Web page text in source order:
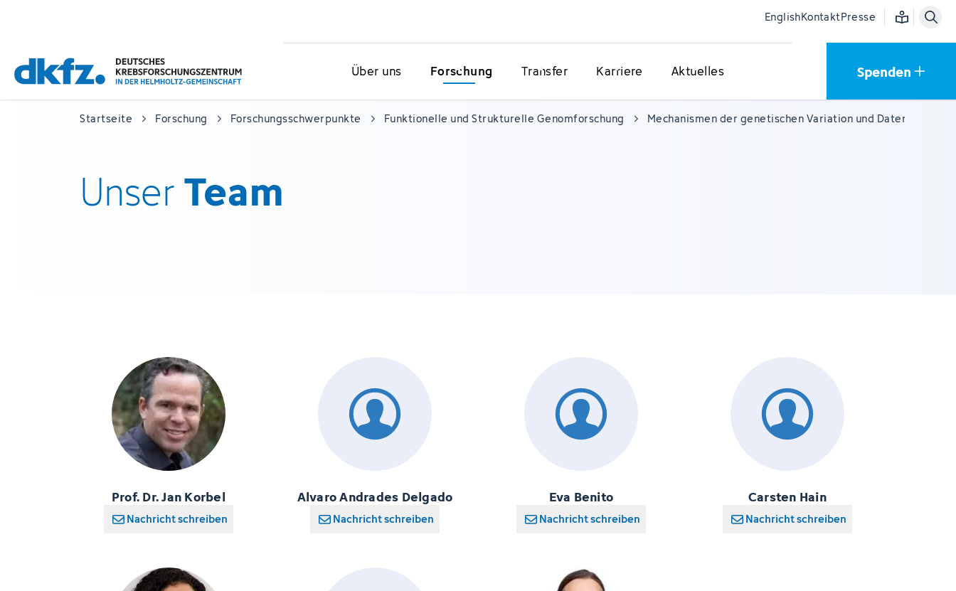
EnglishKontaktPresse Einfache
Über uns Forschung Transfer Karriere Aktuelles Spenden
Startseite Forschung Forschungsschwerpunkte Funktionelle und Strukturelle Genomforschung Mechanismen der genetischen Variation und
UnserTeam
Prof. Dr. Jan Korbel
Nachricht schreiben
Alvaro Andrades Delgado
Nachricht schreiben
Eva Benito
Nachricht schreiben
Carsten Hain
Nachricht schreiben